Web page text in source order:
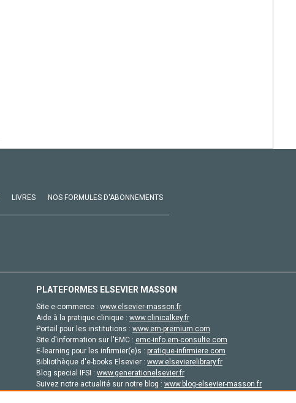
LIVRES NOS FORMULES D'ABONNEMENTS
PLATEFORMES ELSEVIER MASSON
Site e-commerce : www.elsevier-masson.fr
Aide à la pratique clinique : www.clinicalkey.fr
Portail pour les institutions : www.em-premium.com
Site d'information sur l'EMC : emc-info.em-consulte.com
E-learning pour les infirmier(e)s : pratique-infirmiere.com
Bibliothèque d'e-books Elsevier : www.elsevierelibrary.fr
Blog special IFSI : www.generationelsevier.fr
Suivez notre actualité sur notre blog : www.blog-elsevier-masson.fr